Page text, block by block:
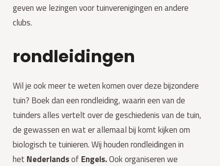
geven we lezingen voor tuinverenigingen en andere
clubs.
rondleidingen
Wil je ook meer te weten komen over deze bijzondere
tuin? Boek dan een rondleiding, waarin een van de
tuinders alles vertelt over de geschiedenis van de tuin,
de gewassen en wat er allemaal bij komt kijken om
biologisch te tuinieren. Wij houden rondleidingen in
het Nederlandsof Engels.Ook organiseren we